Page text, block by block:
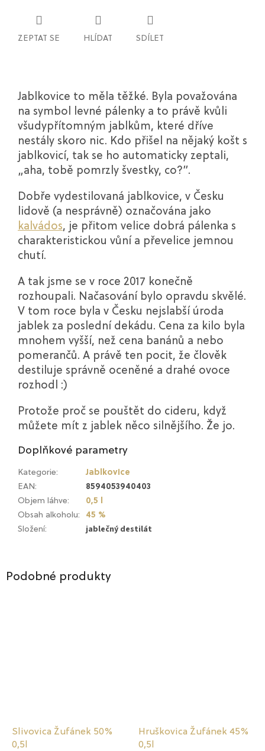
ZEPTAT SE HLÍDAT SDÍLET
Jablkovice to měla těžké. Byla považována
na symbol levné pálenky a to právě kvůli
všudypřítomným jablkům, které dříve
nestály skoro nic. Kdo přišel na nějaký košt s
jablkovicí, tak se ho automaticky zeptali,
„aha, tobě pomrzly švestky, co?”.
Dobře vydestilovaná jablkovice, v Česku
lidově (a nesprávně) označována jako
kalvádos, je přitom velice dobrá pálenka s
charakteristickou vůní a převelice jemnou
chutí.
A tak jsme se v roce 2017 konečně
rozhoupali. Načasování bylo opravdu skvělé.
V tom roce byla v Česku nejslabší úroda
jablek za poslední dekádu. Cena za kilo byla
mnohem vyšší, než cena banánů a nebo
pomerančů. A právě ten pocit, že člověk
destiluje správně oceněné a drahé ovoce
rozhodl :)
Protože proč se pouštět do cideru, když
můžete mít z jablek něco silnějšího. Že jo.
Doplňkové parametry
Kategorie:
Jablkovice
EAN:
8594053940403
Objem láhve:
0,5 l
Obsah alkoholu:
45 %
Složení: jablečný destilát
Podobné produkty
Slivovica Žufánek 50%
0,5l
Hruškovica Žufánek 45%
0,5l